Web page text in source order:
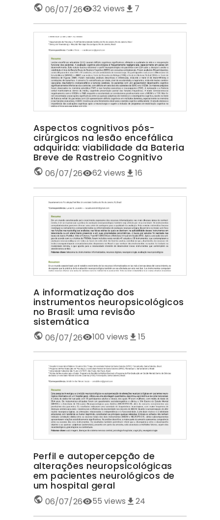
06/07/26 32views 7
Aspectos cognitivos pós-
cirúrgicos na lesão encefálica
adquirida: viabilidade da Bateria
Breve de Rastreio Cognitivo
06/07/26 62views 16
A informatização dos
instrumentos neuropsicológicos
no Brasil: uma revisão
sistemática
06/07/26 100 views 15
Perfil e autopercepção de
alterações neuropsicológicas
em pacientes neurológicos de
um hospital geral
06/07/26 55 views 24